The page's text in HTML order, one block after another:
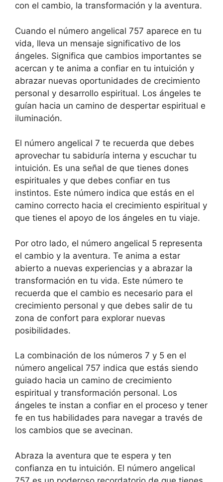
con el cambio, la transformación y la aventura.
Cuando el número angelical 757 aparece en tu
vida, lleva un mensaje significativo de los
ángeles. Significa que cambios importantes se
acercan y te anima a confiar en tu intuición y
abrazar nuevas oportunidades de crecimiento
personal y desarrollo espiritual. Los ángeles te
guían hacia un camino de despertar espiritual e
iluminación.
El número angelical 7 te recuerda que debes
aprovechar tu sabiduría interna y escuchar tu
intuición. Es una señal de que tienes dones
espirituales y que debes confiar en tus
instintos. Este número indica que estás en el
camino correcto hacia el crecimiento espiritual y
que tienes el apoyo de los ángeles en tu viaje.
Por otro lado, el número angelical 5 representa
el cambio y la aventura. Te anima a estar
abierto a nuevas experiencias y a abrazar la
transformación en tu vida. Este número te
recuerda que el cambio es necesario para el
crecimiento personal y que debes salir de tu
zona de confort para explorar nuevas
posibilidades.
La combinación de los números 7 y 5 en el
número angelical 757 indica que estás siendo
guiado hacia un camino de crecimiento
espiritual y transformación personal. Los
ángeles te instan a confiar en el proceso y tener
fe en tus habilidades para navegar a través de
los cambios que se avecinan.
Abraza la aventura que te espera y ten
confianza en tu intuición. El número angelical